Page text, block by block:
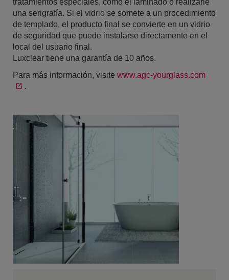
tratamientos especiales, como el laminado o realizarle
una serigrafía. Si el vidrio se somete a un procedimiento
de templado, el producto final se convierte en un vidrio
de seguridad que puede instalarse directamente en el
local del usuario final.
Luxclear tiene una garantía de 10 años.
Para más información, visite www.agc-yourglass.com
.